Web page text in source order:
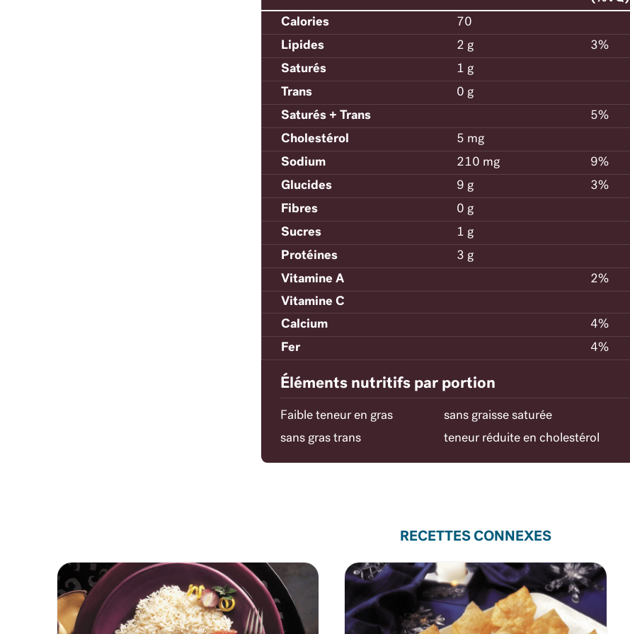
Calories
70
Lipides
2 g
3%
Saturés
1 g
Trans
0 g
Saturés + Trans
5%
Cholestérol
5 mg
Sodium
210 mg
9%
Glucides
9 g
3%
Fibres
0 g
Sucres
1 g
Protéines
3 g
Vitamine A
2%
Vitamine C
Calcium
4%
Fer
4%
Éléments nutritifs par portion
Faible teneur en gras
sans graisse saturée
sans gras trans
teneur réduite en cholestérol
RECETTES CONNEXES